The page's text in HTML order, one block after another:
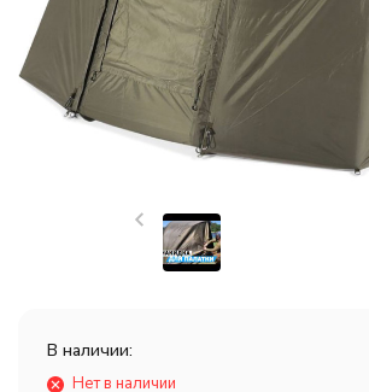
В наличии:
Нет в наличии